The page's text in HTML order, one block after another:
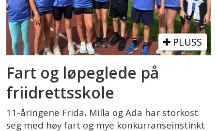
PLUSS
Fart og løpeglede på
friidrettsskole
11-åringene Frida, Milla og Ada har storkost
seg med høy fart og mye konkurranseinstinkt